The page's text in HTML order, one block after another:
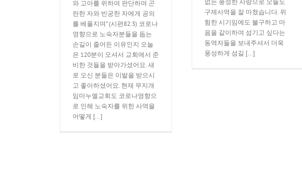
와 고아를 위하여 판단하며 곤
란한 자와 빈궁한 자에게 공의
를 베풀지며” (시편82:3) 코로나
영향으로 노숙자분들을 돕는
손길이 줄어든 이유인지 오늘
은 120분이 오셔서 교회에서 준
비한 것들을 받아가셨어요. 새
로 오신 분들은 이발을 받으시
고 좋아하셨어요. 현재 무지개
임마누엘교회도 코로나영향으
로 인해 노숙자를 위한 사역을
어떻게 [...]
없는 풍성한 사랑으로 오늘도
구제사역을 잘 마쳤습니다. 위
험한 시기임에도 불구하고 마
음을 같이하여 섬기고 싶다는
동역자들을 보내주셔서 더욱
풍성하게 섬길 [...]